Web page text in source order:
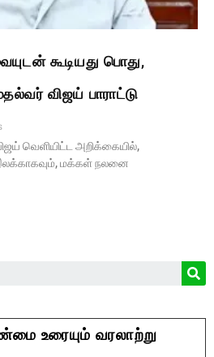
கூடியது பொது,
விஜய் பாராட்டு
வெளியிட்ட அறிக்கையில்,
மக்கள் நலனை
உரையும் வரலாற்று